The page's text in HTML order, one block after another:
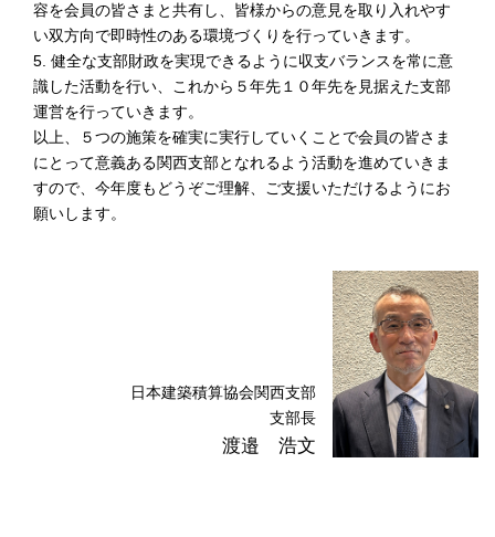
2026.1.21 本部・支部
国土交通省 近畿地方整備局訪問
1月9日(金) 渡邊浩文支部長が新年挨拶と支部関連事業の説
明のため近畿地方整備局営繕部長 頼本欣昌様を訪問しまし
た。積算業務関わる意見交換も行われ、協会活動に関し、ご
理解をいただきました。
2026.1.21 本部・支部
大阪市都市整備局訪問
問しました。積算業務関わる意見交換も行われ、協会活動に
事務局窓口業務の休止について
1月30日(金)～2月1日(日)の間、事務局の窓口業務を休止いた
容を会員の皆さまと共有し、皆様からの意見を取り入れやす
い双方向で即時性のある環境づくりを行っていきます。
5. 健全な支部財政を実現できるように収支バランスを常に意
識した活動を行い、これから５年先１０年先を見据えた支部
運営を行っていきます。
以上、５つの施策を確実に実行していくことで会員の皆さま
にとって意義ある関西支部となれるよう活動を進めていきま
すので、今年度もどうぞご理解、ご支援いただけるようにお
願いします。
日本建築積算協会関西支部
支部長
渡邉 浩文